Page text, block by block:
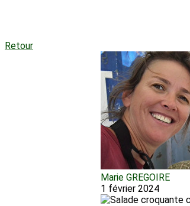
Retour
Marie GREGOIRE
1 février 2024